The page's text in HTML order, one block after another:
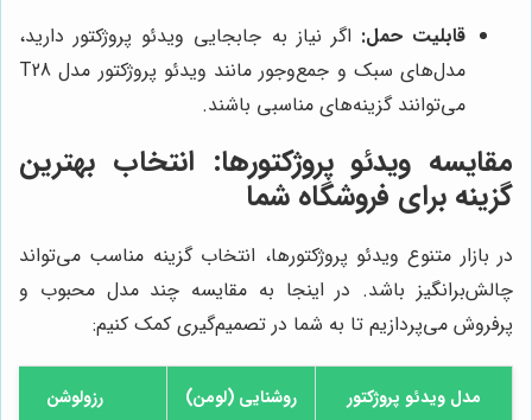
قابلیت حمل: اگر نیاز به جابجایی ویدئو پروژکتور دارید،
مدل‌های سبک و جمع‌وجور مانند ویدئو پروژکتور مدل T28
می‌توانند گزینه‌های مناسبی باشند.
مقایسه ویدئو پروژکتورها: انتخاب بهترین
گزینه برای فروشگاه شما
در بازار متنوع ویدئو پروژکتورها، انتخاب گزینه مناسب می‌تواند
چالش‌برانگیز باشد. در اینجا به مقایسه چند مدل محبوب و
پرفروش می‌پردازیم تا به شما در تصمیم‌گیری کمک کنیم:
مدل ویدئو پروژکتور روشنایی (لومن) رزولوشن